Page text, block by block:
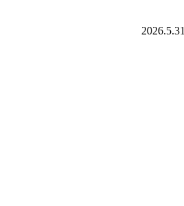
2026.5.31